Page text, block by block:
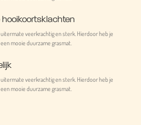
hooikoortsklachten
uitermate veerkrachtig en sterk. Hierdoor heb je
mooie duurzame grasmat.
uitermate veerkrachtig en sterk. Hierdoor heb je
mooie duurzame grasmat.